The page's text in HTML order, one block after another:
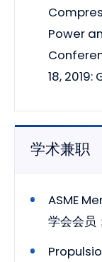
Power
18,
学术兼职
ASME
学会会员